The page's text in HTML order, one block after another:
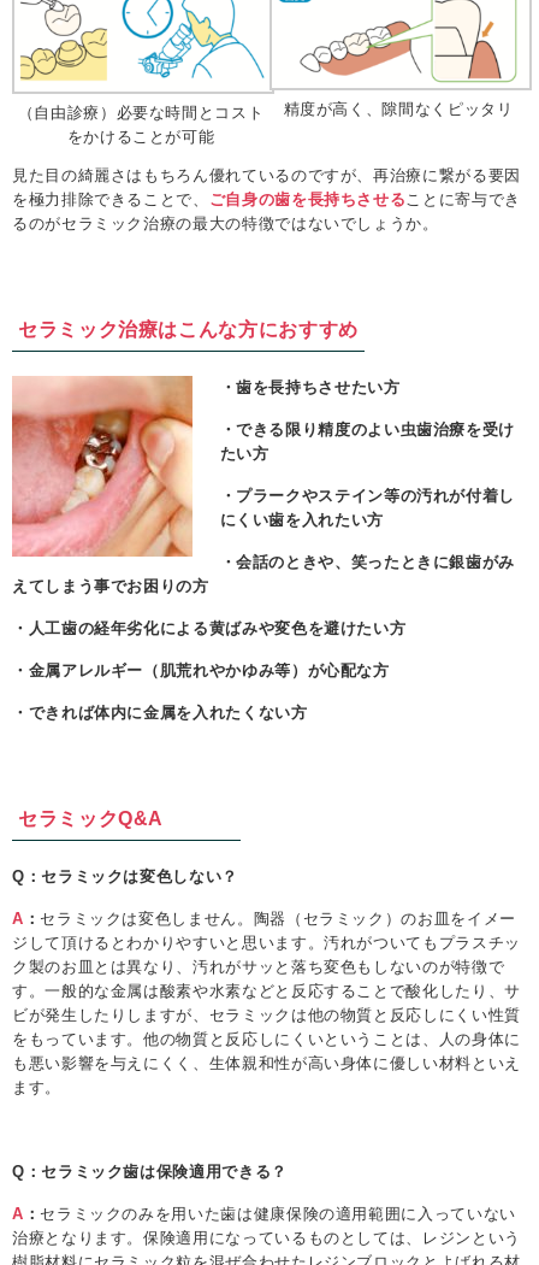
（自由診療）必要な時間とコスト
をかけることが可能
精度が高く、隙間なくピッタリ
見た目の綺麗さはもちろん優れているのですが、再治療に繋がる要因
を極力排除できることで、 ご自身の歯を長持ちさせることに寄与でき
るのがセラミック治療の最大の特徴ではないでしょうか。
セラミック治療はこんな方におすすめ
・歯を長持ちさせたい方
・できる限り精度のよい虫歯治療を受け
たい方
・プラークやステイン等の汚れが付着し
にくい歯を入れたい方
・会話のときや、笑ったときに銀歯がみ
えてしまう事でお困りの方
・人工歯の経年劣化による黄ばみや変色を避けたい方
・金属アレルギー（肌荒れやかゆみ等）が心配な方
・できれば体内に金属を入れたくない方
セラミックQ&A
Q：セラミックは変色しない？
A ： セラミックは変色しません。陶器（セラミック）のお皿をイメー
ジして頂けるとわかりやすいと思います。汚れがついてもプラスチッ
ク製のお皿とは異なり、汚れがサッと落ち変色もしないのが特徴で
す。一般的な金属は酸素や水素などと反応することで酸化したり、サ
ビが発生したりしますが、セラミックは他の物質と反応しにくい性質
をもっています。他の物質と反応しにくいということは、人の身体に
も悪い影響を与えにくく、生体親和性が高い身体に優しい材料といえ
ます。
Q：セラミック歯は保険適用できる？
A ： セラミックのみを用いた歯は健康保険の適用範囲に入っていない
治療となります。保険適用になっているものとしては、レジンという